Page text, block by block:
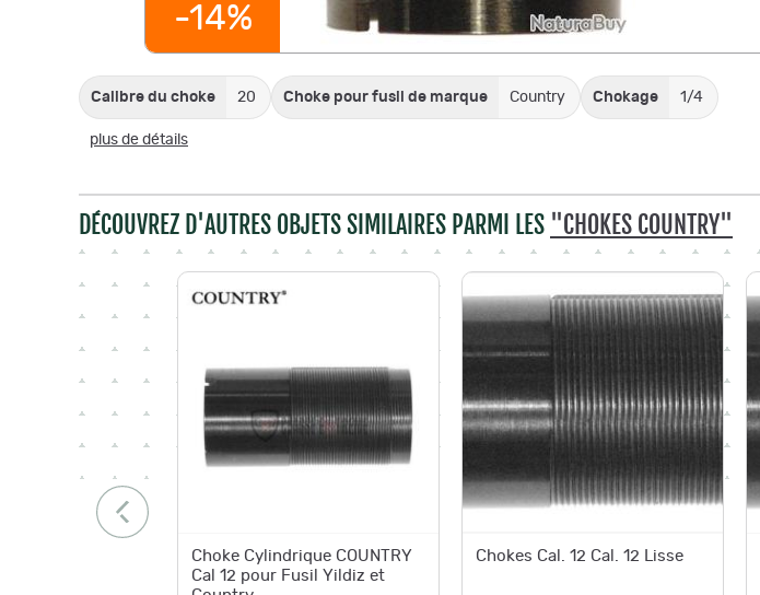
-14%
Calibre du choke 20 Choke pour fusil de marque Country Chokage 1/4
plus de détails
DÉCOUVREZ D'AUTRES OBJETS SIMILAIRES PARMI LES "CHOKES COUNTRY"
Choke Cylindrique COUNTRY
Cal 12 pour Fusil Yildiz et
Chokes Cal. 12 Cal. 12 Lisse